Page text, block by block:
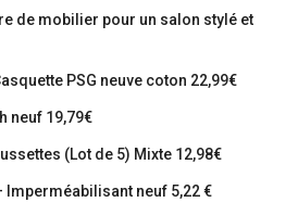
de mobilier pour un salon stylé et
PSG neuve coton 22,99€
neuf 19,79€
(Lot de 5) Mixte 12,98€
Imperméabilisant neuf 5,22 €